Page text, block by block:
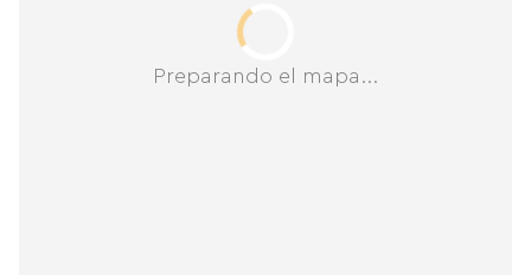
Preparando el mapa...